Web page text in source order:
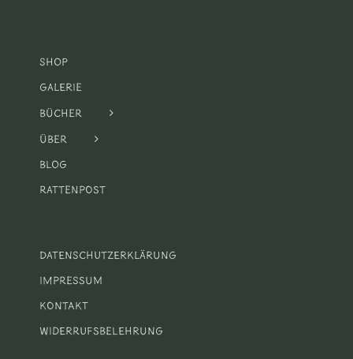
Shop
Galerie
Bücher
Über
Blog
Rattenpost
Datenschutzerklärung
Impressum
Kontakt
Widerrufsbelehrung